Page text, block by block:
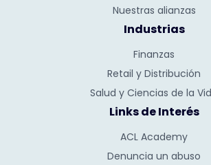
Nuestras alianzas
Industrias
Finanzas
Retail y Distribución
Salud y Ciencias de la
Links de Interés
ACL Academy
Denuncia un abuso